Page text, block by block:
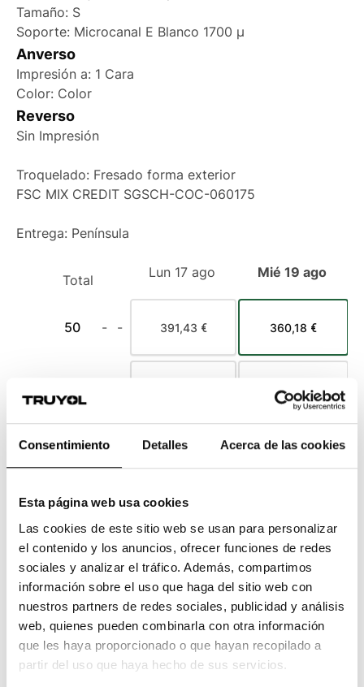
Consentimiento Detalles Acerca de las cookies
Esta página web usa cookies
Las cookies de este sitio web se usan para personalizar
el contenido y los anuncios, ofrecer funciones de redes
sociales y analizar el tráfico. Además, compartimos
información sobre el uso que haga del sitio web con
nuestros partners de redes sociales, publicidad y análisis
web, quienes pueden combinarla con otra información
que les haya proporcionado o que hayan recopilado a
partir del uso que haya hecho de sus servicios.
Tamaño: S
Soporte: Microcanal E Blanco 1700 µ
Anverso
Impresión a: 1 Cara
Color: Color
Reverso
Sin Impresión
Troquelado: Fresado forma exterior
FSC MIX CREDIT SGSCH-COC-060175
Entrega: Península
Total Lun 17 ago Mié 19 ago
50 - - 391,43 € 360,18 €
505,82 €
100 - 719,26 € 660,70 €
Recíbelo elMiércoles 19
si confirmas tu pedido antes demañana a las 12:00
360,18 €
435,82 € incl.21% IVA-7,20 €
Envío Gratis
Añadir a la cesta